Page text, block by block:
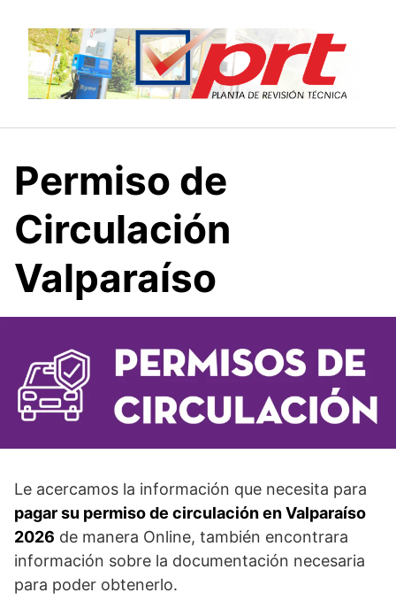
contenido
Permiso de
Circulación
Valparaíso
Le acercamos la información que necesita para
pagar su permiso de circulación en Valparaíso
2026 de manera Online, también encontrara
información sobre la documentación necesaria
para poder obtenerlo.